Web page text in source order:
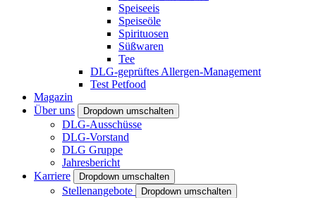
Speiseeis
Speiseöle
Spirituosen
Süßwaren
Tee
DLG-geprüftes Allergen-Management
Test Petfood
Magazin
Über uns
Dropdown umschalten
DLG-Ausschüsse
DLG-Vorstand
DLG Gruppe
Jahresbericht
Karriere
Dropdown umschalten
Stellenangebote Dropdown umschalten